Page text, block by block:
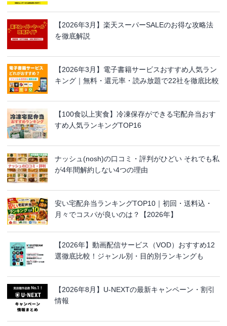
【2026年3月】楽天スーパーSALEのお得な攻略法
を徹底解説
【2026年3月】電子書籍サービスおすすめ人気ラン
キング｜無料・還元率・読み放題で22社を徹底比較
【100食以上実食】冷凍保存ができる宅配弁当おす
すめ人気ランキングTOP16
ナッシュ(nosh)の口コミ・評判がひどい それでも私
が4年間解約しない4つの理由
安い宅配弁当ランキングTOP10｜初回・送料込・
月々でコスパが良いのは？【2026年】
【2026年】動画配信サービス（VOD）おすすめ12
選徹底比較！ジャンル別・目的別ランキングも
【2026年8月】U-NEXTの最新キャンペーン・割引
情報